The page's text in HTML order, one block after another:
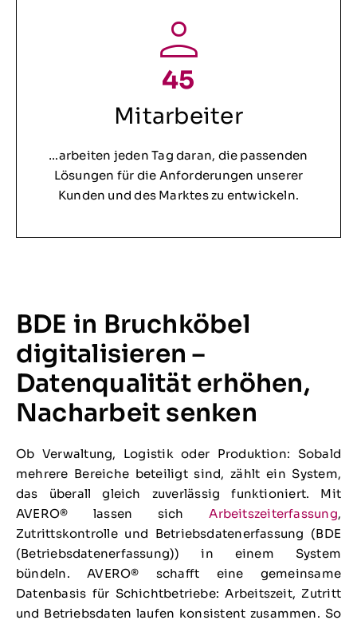
45
Mitarbeiter
…arbeiten jeden Tag daran, die passenden
Lösungen für die Anforderungen unserer
Kunden und des Marktes zu entwickeln.
BDE in Bruchköbel
digitalisieren –
Datenqualität erhöhen,
Nacharbeit senken
Ob Verwaltung, Logistik oder Produktion: Sobald
mehrere Bereiche beteiligt sind, zählt ein System,
das überall gleich zuverlässig funktioniert. Mit
AVERO® lassen sichArbeitszeiterfassung,
Zutrittskontrolle und Betriebsdatenerfassung (BDE
(Betriebsdatenerfassung)) in einem System
bündeln. AVERO® schafft eine gemeinsame
Datenbasis für Schichtbetriebe: Arbeitszeit, Zutritt
und Betriebsdaten laufen konsistent zusammen. So